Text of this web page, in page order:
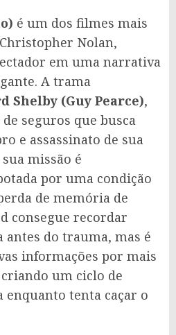
é um dos filmes mais
Nolan,
em uma narrativa
A trama
Shelby (Guy Pearce),
seguros que busca
e assassinato de sua
missão é
por uma condição
de memória de
consegue recordar
antes do trauma, mas é
informações por mais
um ciclo de
enquanto tenta caçar o